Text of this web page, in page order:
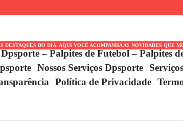
DO DIA. AQUI VOCÊ ACOMPANHA AS NOVIDADES
– Palpites de Futebol – Palpites
Nossos Serviços Dpsporte
Política de Privacidade